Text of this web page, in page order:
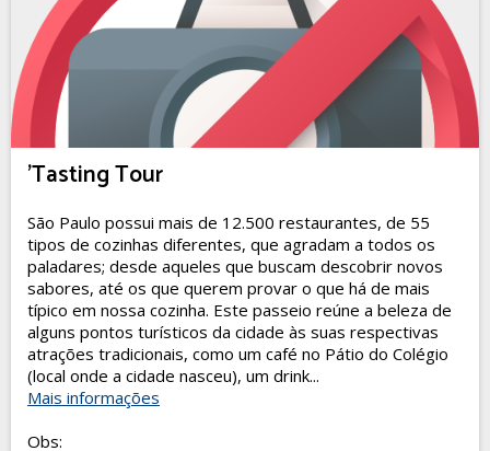
'Tasting Tour
São Paulo possui mais de 12.500 restaurantes, de 55
tipos de cozinhas diferentes, que agradam a todos os
paladares; desde aqueles que buscam descobrir novos
sabores, até os que querem provar o que há de mais
típico em nossa cozinha. Este passeio reúne a beleza de
alguns pontos turísticos da cidade às suas respectivas
atrações tradicionais, como um café no Pátio do Colégio
(local onde a cidade nasceu), um drink...
Mais informações
Obs: